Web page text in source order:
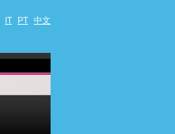
IT PT 中文